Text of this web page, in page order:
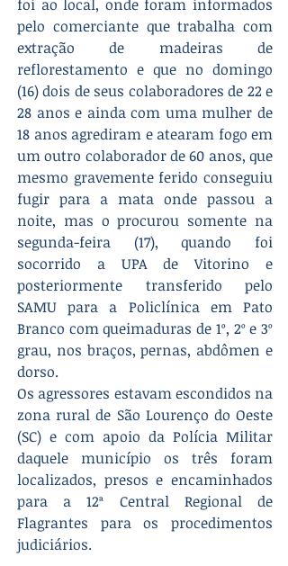
foi ao local, onde foram informados
pelo comerciante que trabalha com
extração de madeiras de
reflorestamento e que no domingo
(16) dois de seus colaboradores de 22 e
28 anos e ainda com uma mulher de
18 anos agrediram e atearam fogo em
um outro colaborador de 60 anos, que
mesmo gravemente ferido conseguiu
fugir para a mata onde passou a
noite, mas o procurou somente na
segunda-feira (17), quando foi
socorrido a UPA de Vitorino e
posteriormente transferido pelo
SAMU para a Policlínica em Pato
Branco com queimaduras de 1º, 2º e 3º
grau, nos braços, pernas, abdômen e
dorso.
Os agressores estavam escondidos na
zona rural de São Lourenço do Oeste
(SC) e com apoio da Polícia Militar
daquele município os três foram
localizados, presos e encaminhados
para a 12ª Central Regional de
Flagrantes para os procedimentos
judiciários.